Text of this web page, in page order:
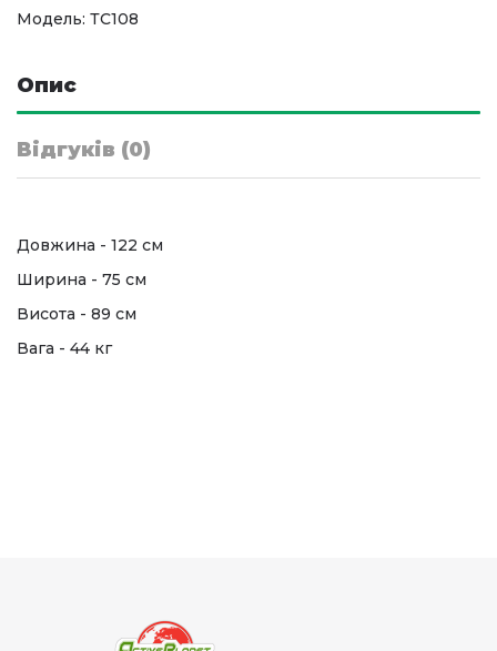
Модель: ТС108
Опис
Відгуків (0)
Довжина - 122 см
Ширина - 75 см
Висота - 89 см
Вага - 44 кг